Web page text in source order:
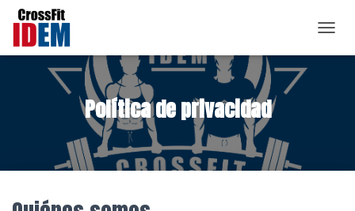
a
Política de privacidad